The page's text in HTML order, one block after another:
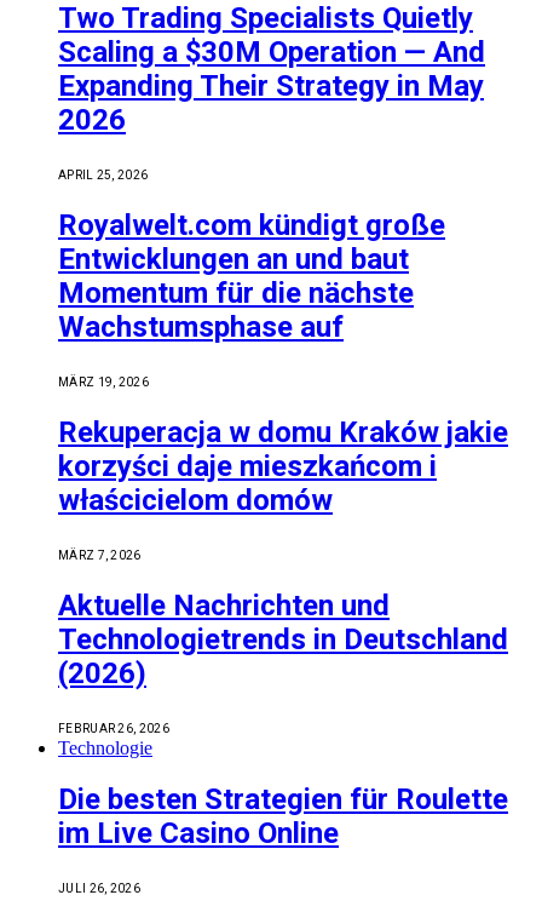
Two Trading Specialists Quietly
Scaling a $30M Operation — And
Expanding Their Strategy in May
2026
APRIL 25, 2026
Royalwelt.com kündigt große
Entwicklungen an und baut
Momentum für die nächste
Wachstumsphase auf
MÄRZ 19, 2026
Rekuperacja w domu Kraków jakie
korzyści daje mieszkańcom i
właścicielom domów
MÄRZ 7, 2026
Aktuelle Nachrichten und
Technologietrends in Deutschland
(2026)
FEBRUAR 26, 2026
Technologie
Die besten Strategien für Roulette
im Live Casino Online
JULI 26, 2026